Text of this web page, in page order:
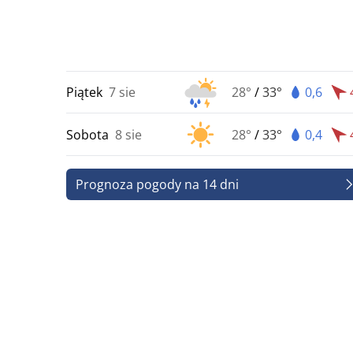
Piątek 7 sie 28° /33° 0,6
Sobota 8 sie 28° /33° 0,4
Prognoza pogody na 14 dni